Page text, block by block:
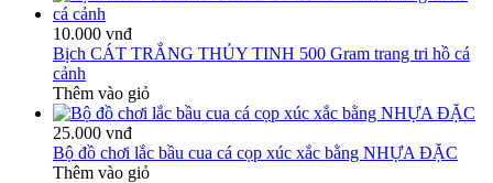
10.000 vnđ
Bịch CÁT TRẮNG THỦY TINH 500 Gram trang tri hồ cá
cảnh
Thêm vào giỏ
25.000 vnđ
Bộ đồ chơi lắc bầu cua cá cọp xúc xắc bằng NHỰA ĐẶC
Thêm vào giỏ